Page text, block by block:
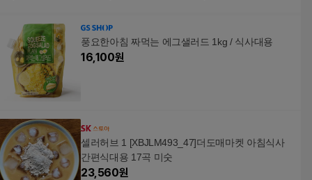
풍요한아침 짜먹는 에그샐러드 1kg / 식사대용
16,100원
셀러허브 1 [XBJLM493_47]더도매마켓 아침식사
간편식대용 17곡 미숫
23,560원